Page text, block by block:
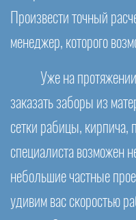
Произвести точный
менеджер, которого
Уже на
заказать заборы из
сетки рабицы, кирпича,
специалиста возможен
небольшие частные
удивим вас скоростью